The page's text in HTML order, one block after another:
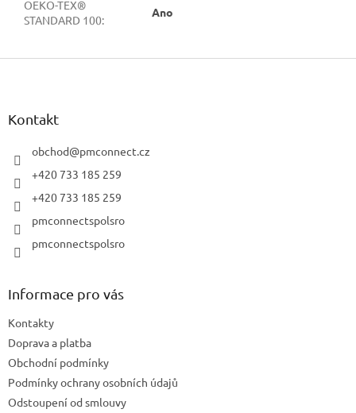
OEKO-TEX®
STANDARD 100:
Ano
Z
Kontakt
obchod@pmconnect.cz
+420 733 185 259
+420 733 185 259
pmconnectspolsro
pmconnectspolsro
Informace pro vás
Kontakty
Doprava a platba
Obchodní podmínky
Podmínky ochrany osobních údajů
Odstoupení od smlouvy